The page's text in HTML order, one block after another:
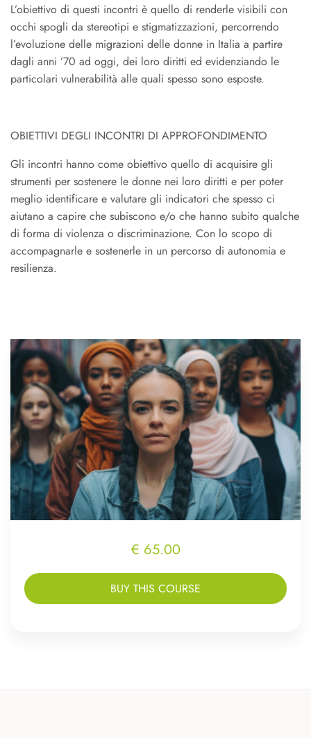
L’obiettivo di questi incontri è quello di renderle visibili con
occhi spogli da stereotipi e stigmatizzazioni, percorrendo
l’evoluzione delle migrazioni delle donne in Italia a partire
dagli anni ’70 ad oggi, dei loro diritti ed evidenziando le
particolari vulnerabilità alle quali spesso sono esposte.
OBIETTIVI DEGLI INCONTRI DI APPROFONDIMENTO
Gli incontri hanno come obiettivo quello di acquisire gli
strumenti per sostenere le donne nei loro diritti e per poter
meglio identificare e valutare gli indicatori che spesso ci
aiutano a capire che subiscono e/o che hanno subito qualche
di forma di violenza o discriminazione. Con lo scopo di
accompagnarle e sostenerle in un percorso di autonomia e
resilienza.
€ 65.00
BUY THIS COURSE